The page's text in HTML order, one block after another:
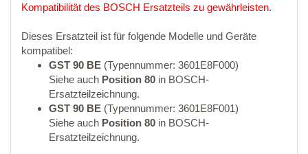
Kompatibilität des BOSCH Ersatzteils zu gewährleisten.
Dieses Ersatzteil ist für folgende Modelle und Geräte
kompatibel:
GST 90 BE (Typennummer: 3601E8F000)
Siehe auch Position 80 in BOSCH-
Ersatzteilzeichnung.
GST 90 BE (Typennummer: 3601E8F001)
Siehe auch Position 80 in BOSCH-
Ersatzteilzeichnung.